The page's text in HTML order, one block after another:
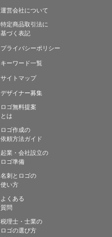
運営会社について
特定商品取引法に
基づく表記
プライバシーポリシー
キーワード一覧
サイトマップ
デザイナー募集
ロゴ無料提案
とは
ロゴ作成の
依頼方法ガイド
起業・会社設立の
ロゴ準備
名刺とロゴの
使い方
よくある
質問
税理士・士業の
ロゴの選び方